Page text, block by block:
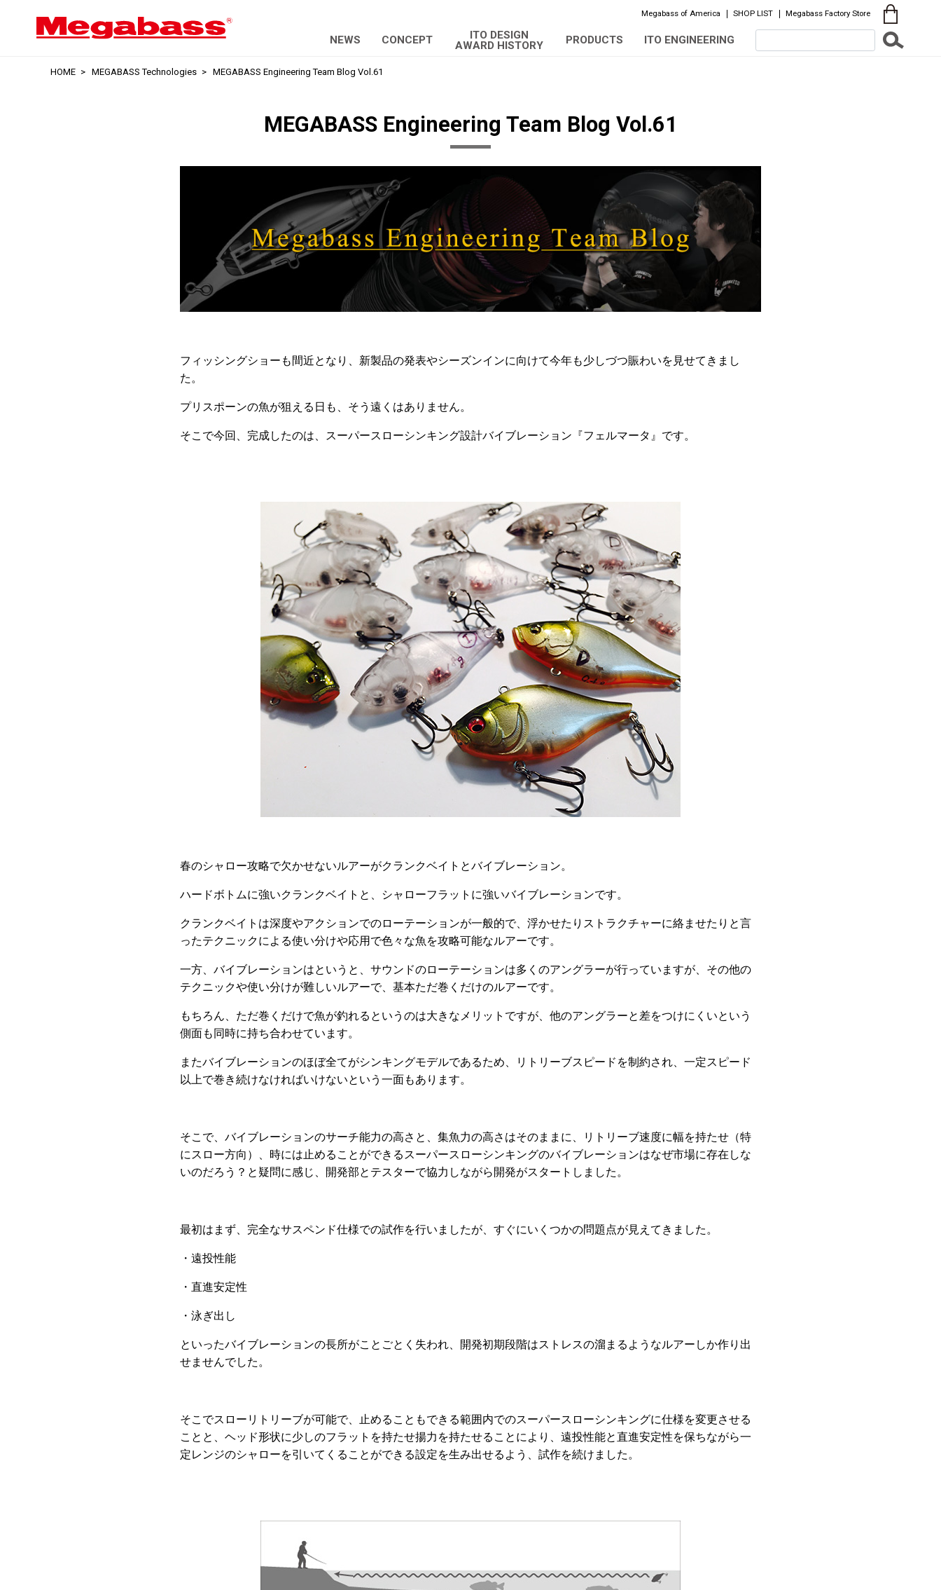
Megabass of America SHOP LIST Megabass Factory Store
NEWS CONCEPT
ITO DESIGN
AWARD HISTORY
PRODUCTS ITO ENGINEERING
HOME MEGABASS Technologies MEGABASS Engineering Team Blog Vol.61
MEGABASS Engineering Team Blog Vol.61
フィッシングショーも間近となり、新製品の発表やシーズンインに向けて今年も少しづつ賑わいを見せてきまし
た。
プリスポーンの魚が狙える日も、そう遠くはありません。
そこで今回、完成したのは、スーパースローシンキング設計バイブレーション『フェルマータ』です。
春のシャロー攻略で欠かせないルアーがクランクベイトとバイブレーション。
ハードボトムに強いクランクベイトと、シャローフラットに強いバイブレーションです。
クランクベイトは深度やアクションでのローテーションが一般的で、浮かせたりストラクチャーに絡ませたりと言
ったテクニックによる使い分けや応用で色々な魚を攻略可能なルアーです。
一方、バイブレーションはというと、サウンドのローテーションは多くのアングラーが行っていますが、その他の
テクニックや使い分けが難しいルアーで、基本ただ巻くだけのルアーです。
もちろん、ただ巻くだけで魚が釣れるというのは大きなメリットですが、他のアングラーと差をつけにくいという
側面も同時に持ち合わせています。
またバイブレーションのほぼ全てがシンキングモデルであるため、リトリーブスピードを制約され、一定スピード
以上で巻き続けなければいけないという一面もあります。
そこで、バイブレーションのサーチ能力の高さと、集魚力の高さはそのままに、リトリーブ速度に幅を持たせ（特
にスロー方向）、時には止めることができるスーパースローシンキングのバイブレーションはなぜ市場に存在しな
いのだろう？と疑問に感じ、開発部とテスターで協力しながら開発がスタートしました。
最初はまず、完全なサスペンド仕様での試作を行いましたが、すぐにいくつかの問題点が見えてきました。
・遠投性能
・直進安定性
・泳ぎ出し
といったバイブレーションの長所がことごとく失われ、開発初期段階はストレスの溜まるようなルアーしか作り出
せませんでした。
そこでスローリトリーブが可能で、止めることもできる範囲内でのスーパースローシンキングに仕様を変更させる
ことと、ヘッド形状に少しのフラットを持たせ揚力を持たせることにより、遠投性能と直進安定性を保ちながら一
定レンジのシャローを引いてくることができる設定を生み出せるよう、試作を続けました。